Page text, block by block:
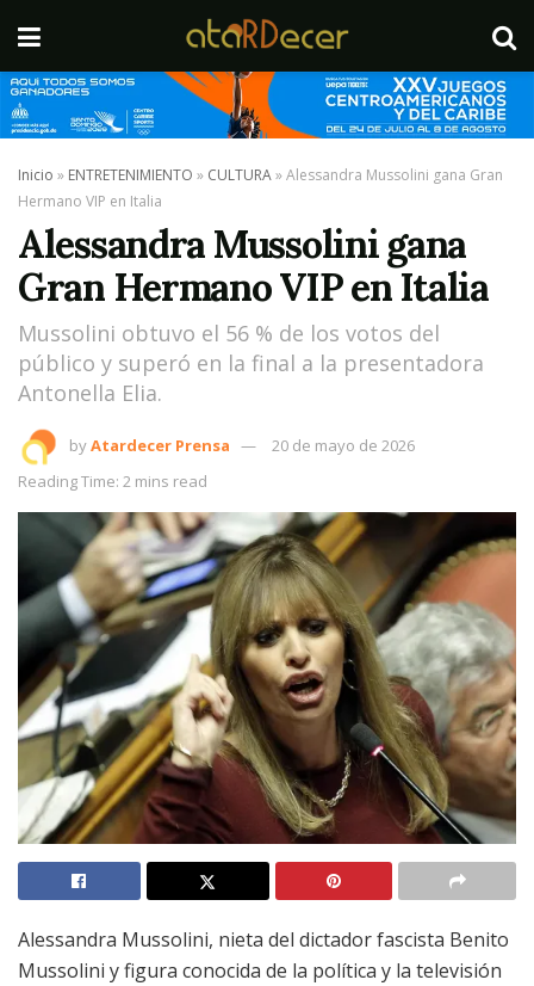
Inicio » ENTRETENIMIENTO » CULTURA»Alessandra Mussolini gana Gran
Hermano VIP en Italia
Alessandra Mussolini gana
Gran Hermano VIP en Italia
Mussolini obtuvo el 56 % de los votos del
público y superó en la final a la presentadora
Antonella Elia.
byAtardecer Prensa
20 de mayo de 2026
Reading Time: 2 mins read
Alessandra Mussolini, nieta del dictador fascista Benito
Mussolini y figura conocida de la política y la televisión